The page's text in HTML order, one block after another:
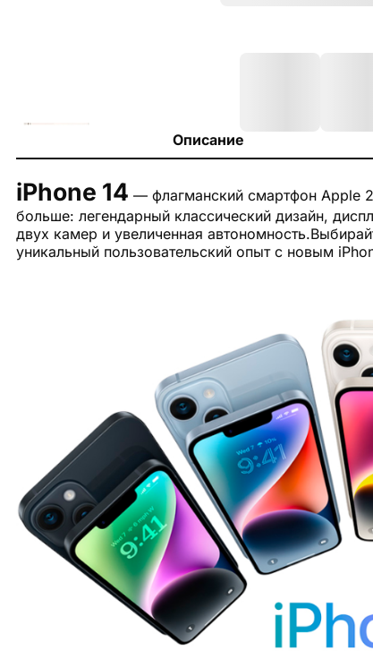
Описание
iPhone 14 — флагманский смартфон Apple
больше: легендарный классический дизайн,
двух камер и увеличенная
уникальный пользовательский опыт с новым